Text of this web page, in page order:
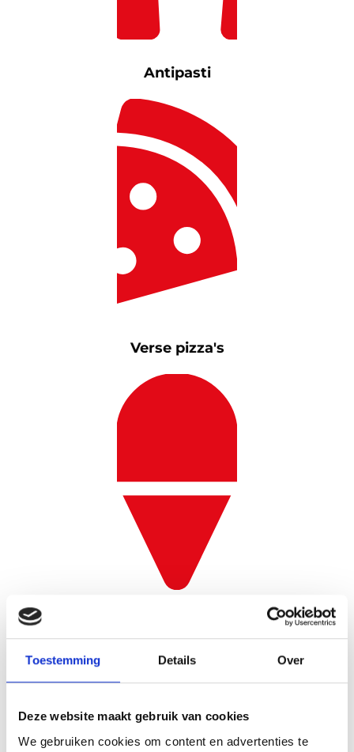
Toestemming Details Over
Deze website maakt gebruik van cookies
We gebruiken cookies om content en advertenties te
Antipasti
Verse pizza's
RESERVEER JOUW TICKETS